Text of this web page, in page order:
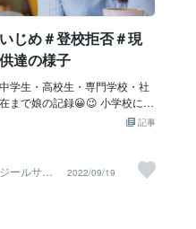
じめ＃登校拒否＃現
達の様子
学生・高校生・専門学校・社
まで娘の記録😀😉 小学校に入
まだ気になる点はなかった。
は思います。特に女の先生は
る。先生の授業はノルマがあ
すべての子供達に１年間に決
記事
ールサラ
の家
2022/09/19